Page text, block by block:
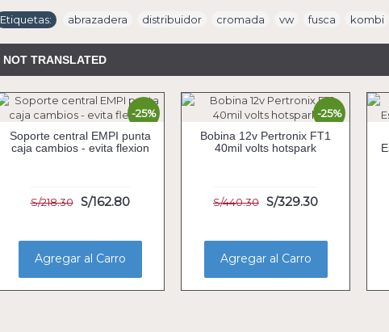
Etiquetas: abrazadera distribuidor cromada vw fusca kombi
NOT TRANSLATED
-25%
Soporte central EMPI punta
caja cambios - evita flexion
S/218.30 S/162.80
Agregar al Carro
-25%
Bobina 12v Pertronix FT1
40mil volts hotspark
S/440.30 S/329.30
Agregar al Carro